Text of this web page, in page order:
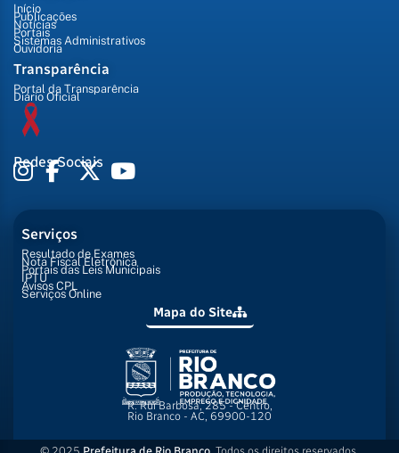
Início
Publicações
Notícias
Portais
Sistemas Administrativos
Ouvidoria
Transparência
Portal da Transparência
Diário Oficial
Redes Sociais
Serviços
Resultado de Exames
Nota Fiscal Eletrônica
Portais das Leis Municipais
IPTU
Avisos CPL
Serviços Online
Mapa do Site
R. Rui Barbosa, 285 - Centro,
Rio Branco - AC, 69900-120